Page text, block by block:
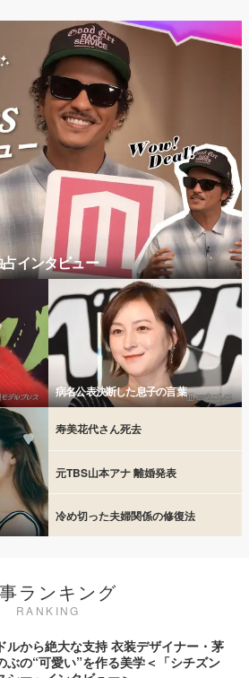
インタビュー
病名公表決断した息子の言葉
寿美花代さん死去
元TBS山本アナ 離婚発表
冷め切った夫婦関係の修復法
ランキング
RANKING
ルから絶大な支持 衣装デザイナー・茅
ぶの“可愛い”を作る美学＜「シチズン